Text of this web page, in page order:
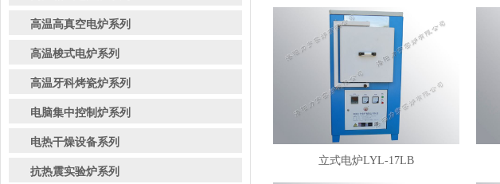
高温高真空电炉系列
高温梭式电炉系列
高温牙科烤瓷炉系列
电脑集中控制炉系列
电热干燥设备系列
抗热震实验炉系列
立式电炉LYL-17LB